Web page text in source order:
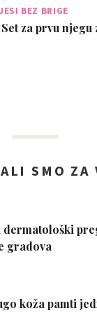
BEZ BRIGE
za prvu njegu